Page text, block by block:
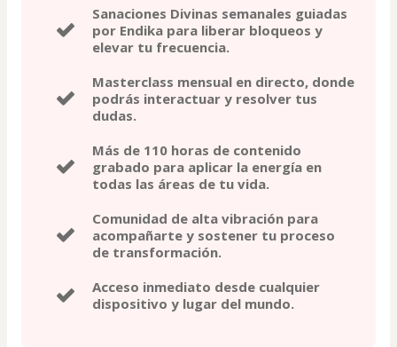
Sanaciones Divinas semanales guiadas
por Endika para liberar bloqueos y
elevar tu frecuencia.
Masterclass mensual en directo, donde
podrás interactuar y resolver tus
dudas.
Más de 110 horas de contenido
grabado para aplicar la energía en
todas las áreas de tu vida.
Comunidad de alta vibración para
acompañarte y sostener tu proceso
de transformación.
Acceso inmediato desde cualquier
dispositivo y lugar del mundo.